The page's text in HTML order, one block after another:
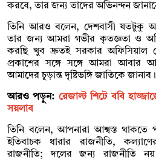
করবে, তার জন্য তাদের অভিনন্দন
তিনি আরও বলেন, দেশবাসী যতটুকু
তার জন্য আমরা গভীর কৃতজ্ঞতা ও
করছি খুব দ্রুতই সরকার অফিসিয়াল
প্রকাশের সঙ্গে সঙ্গে আমরা আবার
আমাদের চূড়ান্ত দৃষ্টিভঙ্গি জাতিকে জানাব।
আরও পড়ুন: রেজাল্ট শিটে ববি
সয়লাব
তিনি বলেন, আপনারা আশ্বস্ত থাকতে
ইতিবাচক ধারার রাজনীতি,
রাজনীতি; দলের জন্য রাজনীতি